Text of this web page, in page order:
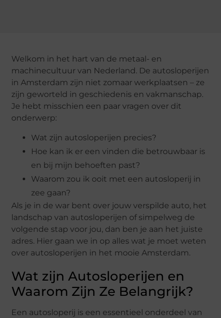
Welkom in het hart van de metaal- en
machinecultuur van Nederland. De autosloperijen
in Amsterdam zijn niet zomaar werkplaatsen – ze
zijn geworteld in geschiedenis en vakmanschap.
Je hebt misschien een paar vragen over dit
onderwerp:
Wat zijn autosloperijen precies?
Hoe kan ik er een vinden die betrouwbaar is
en bij mijn behoeften past?
Waarom zou ik ooit met een autosloperij in
zee gaan?
Als je in de war bent over jouw verspilde auto, het
landschap van autosloperijen of simpelweg de
volgende stap voor jou, dan ben je aan het juiste
adres. Hier gaan we in op alles wat je moet weten
over autosloperijen in het mooie Amsterdam.
Wat zijn Autosloperijen en
Waarom Zijn Ze Belangrijk?
Een autosloperij is een essentieel onderdeel van